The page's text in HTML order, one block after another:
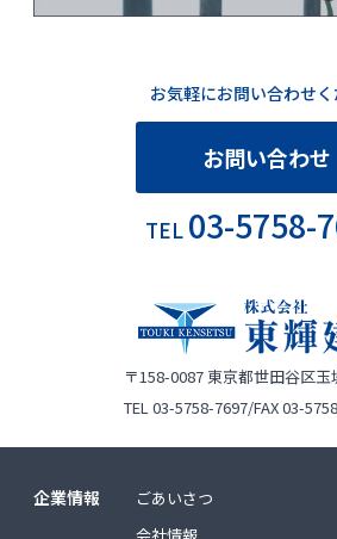
お気軽にお問い合わせ
お問い合わせ
TEL 03-5758-
〒158-0087 東京都世田谷区玉
TEL 03-5758-7697/FAX 03-
企業情報
ごあいさつ